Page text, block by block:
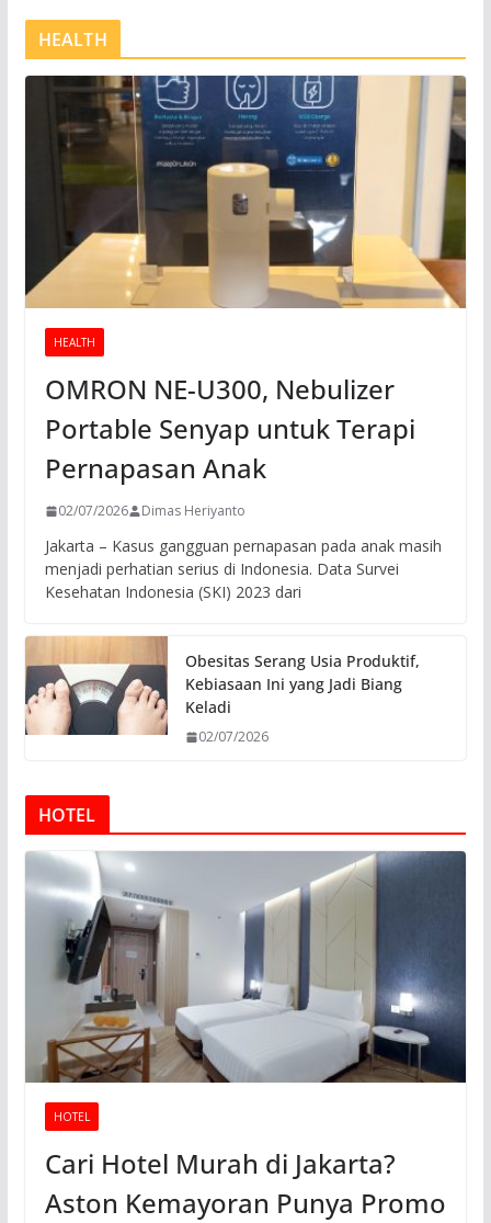
HEALTH
HEALTH
OMRON NE-U300, Nebulizer
Portable Senyap untuk Terapi
Pernapasan Anak
02/07/2026 Dimas Heriyanto
Jakarta – Kasus gangguan pernapasan pada anak masih
menjadi perhatian serius di Indonesia. Data Survei
Kesehatan Indonesia (SKI) 2023 dari
Obesitas Serang Usia Produktif,
Kebiasaan Ini yang Jadi Biang
Keladi
02/07/2026
HOTEL
HOTEL
Cari Hotel Murah di Jakarta?
Aston Kemayoran Punya Promo